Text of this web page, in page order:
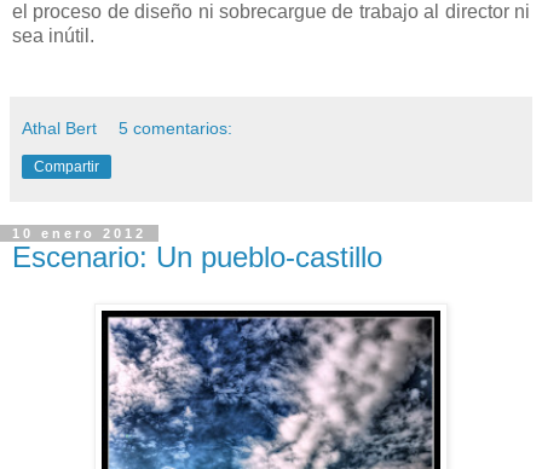
el proceso de diseño ni sobrecargue de trabajo al director ni
sea inútil.
Athal Bert 5 comentarios:
Compartir
10 enero 2012
Escenario: Un pueblo-castillo